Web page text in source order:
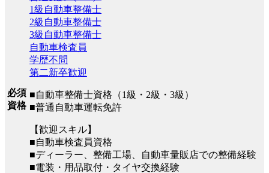
必須
資格
1級自動車整備士
2級自動車整備士
3級自動車整備士
自動車検査員
学歴不問
第二新卒歓迎
■自動車整備士資格（1級・2級・3級）
■普通自動車運転免許
【歓迎スキル】
■自動車検査員資格
■ディーラー、整備工場、自動車量販店での整備経験
■電装・用品取付・タイヤ交換経験